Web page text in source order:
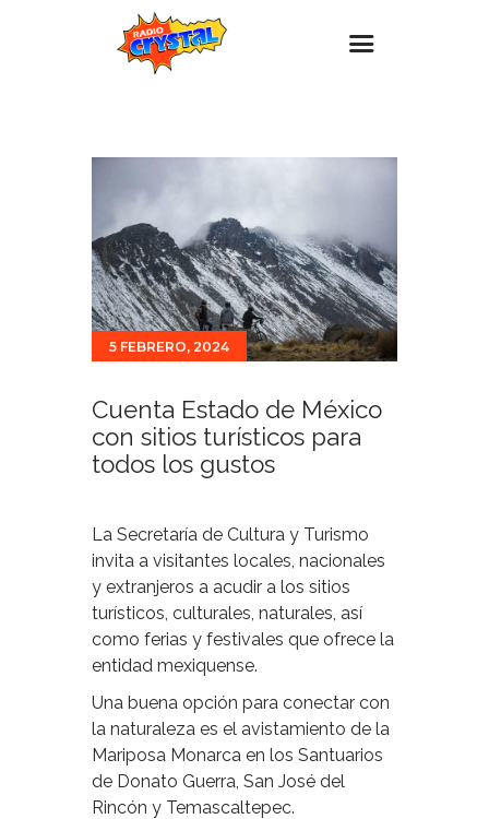
Promociones
Noticias
Para ti
Contacto
5 FEBRERO, 2024
Cuenta Estado de México
con sitios turísticos para
todos los gustos
La Secretaría de Cultura y Turismo
invita a visitantes locales, nacionales
y extranjeros a acudir a los sitios
turísticos, culturales, naturales, así
como ferias y festivales que ofrece la
entidad mexiquense.
Una buena opción para conectar con
la naturaleza es el avistamiento de la
Mariposa Monarca en los Santuarios
de Donato Guerra, San José del
Rincón y Temascaltepec.